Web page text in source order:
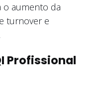
o aumento da
turnover e
Profissional